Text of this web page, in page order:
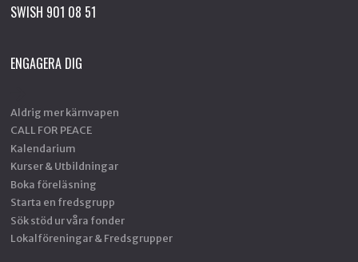
SWISH 901 08 51
ENGAGERA DIG
Aldrig mer kärnvapen
CALL FOR PEACE
Kalendarium
Kurser & Utbildningar
Boka föreläsning
Starta en fredsgrupp
Sök stöd ur våra fonder
Lokalföreningar & Fredsgrupper